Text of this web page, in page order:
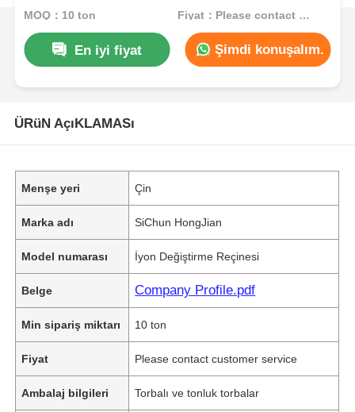
değişimi reçini
MOQ：10 ton Fiyat：Please contact customer service
En iyi fiyat Şimdi konuşalım.
ÜRüN AçıKLAMASı
Menşe yeri Çin
Marka adı SiChun HongJian
Model numarası İyon Değiştirme Reçinesi
Belge Company Profile.pdf
Min sipariş miktarı 10 ton
Fiyat Please contact customer service
Ambalaj bilgileri Torbalı ve tonluk torbalar